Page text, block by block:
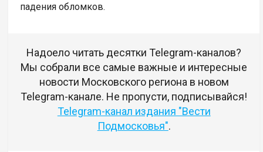
падения обломков.
Надоело читать десятки Telegram-каналов?
Мы собрали все самые важные и интересные
новости Московского региона в новом
Telegram-канале. Не пропусти, подписывайся!
Telegram-канал издания "Вести
Подмосковья".